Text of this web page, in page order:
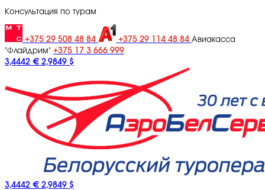
Консультация по турам
+375 29 508 48 84 +375 29 114 48 84 Авиакасса
"Флайдрим" +375 17 3 666 999
3,4442 € 2,9849 $
3,4442 € 2,9849 $